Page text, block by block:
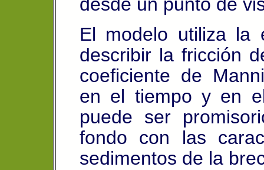
El modelo utiliza la
describir la fricción
coeficiente de
en el tiempo y en
puede ser
fondo con las
sedimentos de la